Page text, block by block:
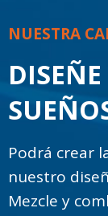
NUESTRA
Podrá crear
nuestro
Mezcle y